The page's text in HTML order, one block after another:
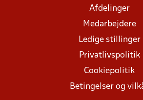
Afdelinger
Medarbejdere
Ledige stillinger
Privatlivspolitik
Cookiepolitik
Betingelser og